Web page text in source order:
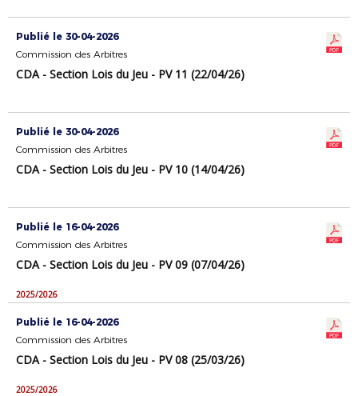
Publié le 30-04-2026
Commission des Arbitres
CDA - Section Lois du Jeu - PV 11 (22/04/26)
Publié le 30-04-2026
Commission des Arbitres
CDA - Section Lois du Jeu - PV 10 (14/04/26)
Publié le 16-04-2026
Commission des Arbitres
CDA - Section Lois du Jeu - PV 09 (07/04/26)
2025/2026
Publié le 16-04-2026
Commission des Arbitres
CDA - Section Lois du Jeu - PV 08 (25/03/26)
2025/2026